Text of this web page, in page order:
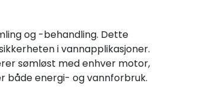
og -behandling. Dette
i vannapplikasjoner.
sømløst med enhver motor,
både energi- og vannforbruk.